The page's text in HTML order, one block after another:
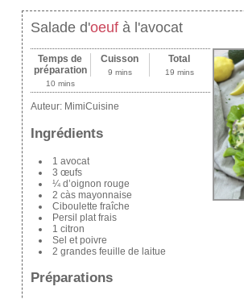
Salade d'oeufà l'avocat
Temps de
préparation
10 mins
Cuisson
9 mins
Total
19 mins
Auteur: MimiCuisine
Ingrédients
1 avocat
3 œufs
¼ d’oignon rouge
2 càs mayonnaise
Ciboulette fraîche
Persil plat frais
1 citron
Sel et poivre
2 grandes feuille de laitue
Préparations